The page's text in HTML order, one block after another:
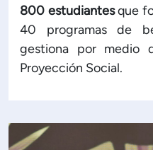
800 estudiantesque
40 programas de
gestiona por medio
Proyección Social.